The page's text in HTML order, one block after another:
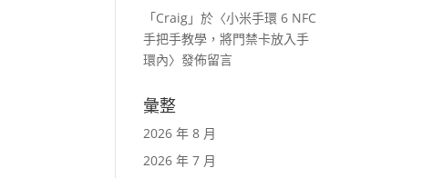
「Craig 」於〈小米手環 6 NFC
手把手教學，將門禁卡放入手
環內〉發佈留言
彙整
2026 年 8 月
2026 年 7 月